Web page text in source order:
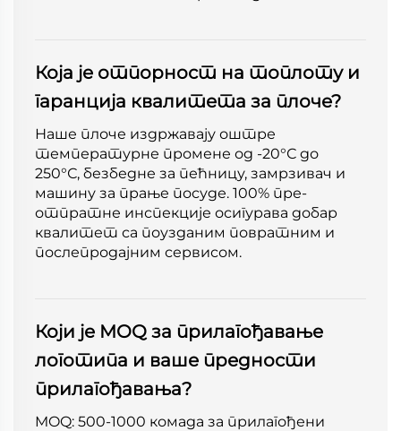
Која је отпорност на топлоту и
гаранција квалитета за плоче?
Наше плоче издржавају оштре
температурне промене од -20°С до
250°С, безбедне за пећницу, замрзивач и
машину за прање посуде. 100% пре-
отпратне инспекције осигурава добар
квалитет са поузданим повратним и
послепродајним сервисом.
Који је MOQ за прилагођавање
логотипа и ваше предности
прилагођавања?
MOQ: 500-1000 комада за прилагођени